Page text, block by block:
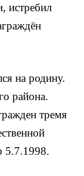
истребил
на родину.
района.
тремя
5.7.1998.